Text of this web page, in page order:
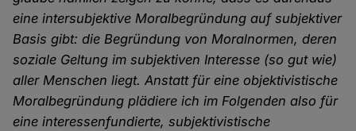
eine intersubjektive Moralbegründung auf subjektiver
Basis gibt: die Begründung von Moralnormen, deren
soziale Geltung im subjektiven Interesse (so gut wie)
aller Menschen liegt. Anstatt für eine objektivistische
Moralbegründung plädiere ich im Folgenden also für
eine interessenfundierte, subjektivistische